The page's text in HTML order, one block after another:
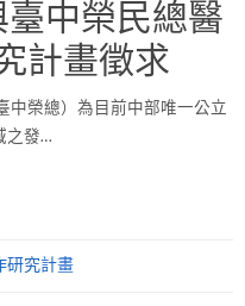
中榮民總醫
計畫徵求
中榮總）為目前中部唯一公立
之發…
研究計畫